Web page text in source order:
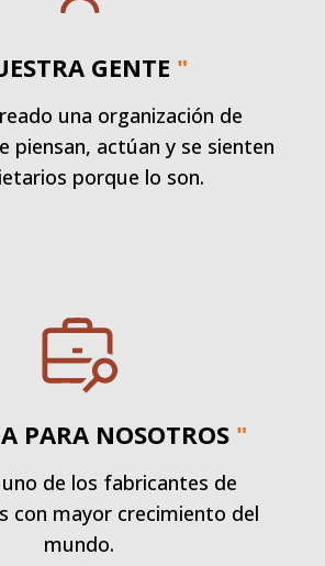
GENTE "
una organización de
piensan, actúan y se sienten
porque lo son.
PARA NOSOTROS "
uno de los fabricantes de
con mayor crecimiento del
mundo.